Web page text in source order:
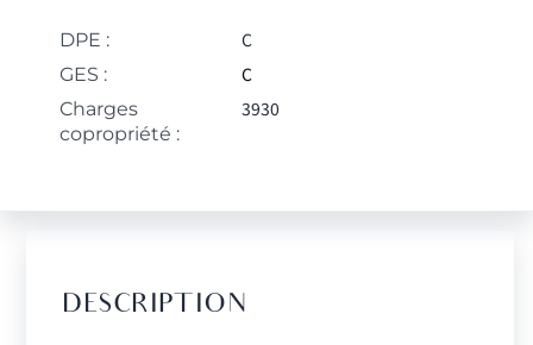
DPE : C
GES : C
Charges
copropriété :
3930
DESCRIPTION